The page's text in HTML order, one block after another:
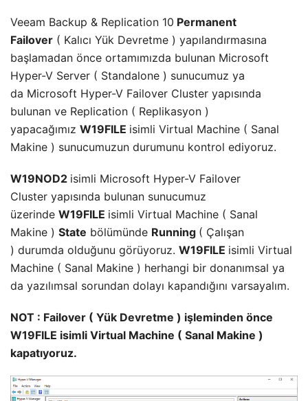
Veeam Backup & Replication 10 Permanent
Failover ( Kalıcı Yük Devretme ) yapılandırmasına
başlamadan önce ortamımızda bulunan Microsoft
Hyper-V Server ( Standalone ) sunucumuz ya
da Microsoft Hyper-V Failover Cluster yapısında
bulunan ve Replication ( Replikasyon )
yapacağımız W19FILE isimli Virtual Machine ( Sanal
Makine ) sunucumuzun durumunu kontrol ediyoruz.
W19NOD2 isimli Microsoft Hyper-V Failover
Cluster yapısında bulunan sunucumuz
üzerinde W19FILE isimli Virtual Machine ( Sanal
Makine ) State bölümünde Running ( Çalışan
) durumda olduğunu görüyoruz. W19FILE isimli Virtual
Machine ( Sanal Makine ) herhangi bir donanımsal ya
da yazılımsal sorundan dolayı kapandığını varsayalım.
NOT : Failover ( Yük Devretme ) işleminden önce
W19FILE isimli Virtual Machine ( Sanal Makine )
kapatıyoruz.